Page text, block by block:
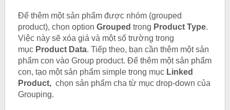
Để thêm một sản phẩm được nhóm (grouped
product), chọn option Grouped trong Product Type.
Việc này sẽ xóa giá và một số trường trong
mục Product Data. Tiếp theo, bạn cần thêm một sản
phẩm con vào Group product. Để thêm một sản phẩm
con, tạo một sản phẩm simple trong mục Linked
Product, chọn sản phẩm cha từ mục drop-down của
Grouping.